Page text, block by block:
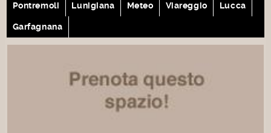
Pontremoli Lunigiana Meteo Viareggio Lucca
Garfagnana